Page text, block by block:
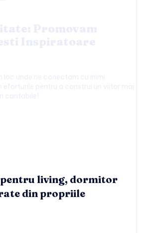
pentru living, dormitor
din propriile